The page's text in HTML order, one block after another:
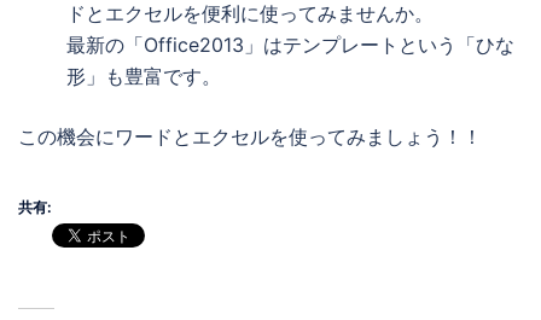
ドとエクセルを便利に使ってみませんか。
最新の「Office2013」はテンプレートという「ひな
形」も豊富です。
この機会にワードとエクセルを使ってみましょう！！
共有: